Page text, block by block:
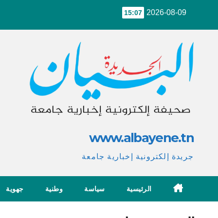
2026-08-09
15:07
www.albayene.tn
جريدة إلكترونية إخبارية جامعة
الرئيسية سياسة وطنية جهوية